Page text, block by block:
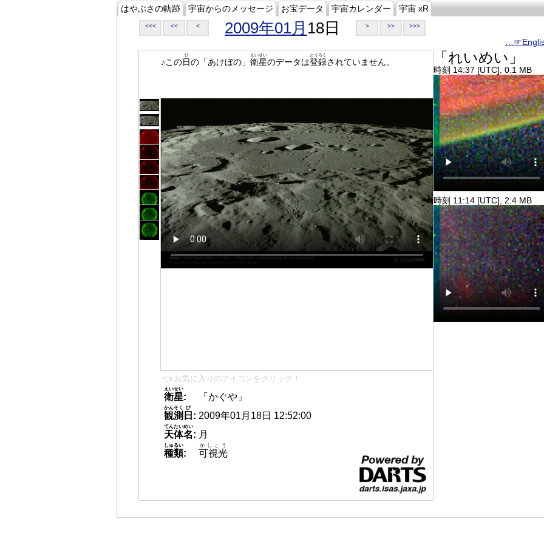
はやぶさの軌跡 宇宙からのメッセージ お宝データ 宇宙カレンダー 宇宙 xR
<<< << < 2009年01月 18日 > >> >>>
♪この日
ひ
の「あけぼの」 衛星
えいせい
のデータは登録
とうろく
されていません。
👈 お気に入りのアイコンをクリック！
衛星
えいせい
:
「かぐや」
観測
かんそく
日
び
: 2009年01月18日 12:52:00
天体名
てんたいめい
: 月
種類
しゅるい
: 可視光
かしこう
「れいめい」
時刻 14:37 [UTC], 0.1 MB
時刻 11:14 [UTC], 2.4 MB